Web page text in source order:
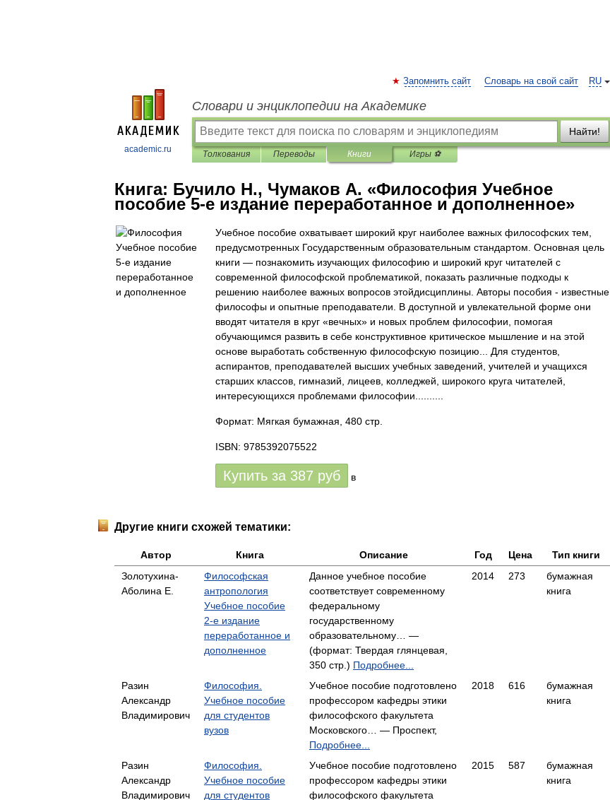
academic.ru
RU
Запомнить сайт Словарь на свой сайт
Словари и энциклопедии на Академике
Найти!
Толкования Переводы Книги Игры ⚽
Книга: Бучило Н., Чумаков А. «Философия Учебное
пособие 5-е издание переработанное и дополненное»
Учебное пособие охватывает широкий круг наиболее важных философских тем,
предусмотренных Государственным образовательным стандартом. Основная цель
книги — познакомить изучающих философию и широкий круг читателей с
современной философской проблематикой, показать различные подходы к
решению наиболее важных вопросов этойдисциплины. Авторы пособия - известные
философы и опытные преподаватели. В доступной и увлекательной форме они
вводят читателя в круг «вечных» и новых проблем философии, помогая
обучающимся развить в себе конструктивное критическое мышление и на этой
основе выработать собственную философскую позицию... Для студентов,
аспирантов, преподавателей высших учебных заведений, учителей и учащихся
старших классов, гимназий, лицеев, колледжей, широкого круга читателей,
интересующихся проблемами философии..........
Формат: Мягкая бумажная, 480 стр.
ISBN: 9785392075522
Купить за 387 руб в
Другие книги схожей тематики:
Автор Книга Описание Год Цена
Тип книги
Золотухина-
Аболина Е.
Философская
антропология
Учебное пособие
2-е издание
переработанное и
дополненное
Данное учебное пособие
соответствует современному
федеральному
государственному
образовательному… —
(формат: Твердая глянцевая,
350 стр.) Подробнее...
2014 273
бумажная
книга
Разин
Александр
Владимирович
Философия.
Учебное пособие
для студентов
вузов
Учебное пособие подготовлено
профессором кафедры этики
философского факультета
Московского… — Проспект,
Подробнее...
2018 616
бумажная
книга
Разин
Александр
Владимирович
Философия.
Учебное пособие
для студентов
Учебное пособие подготовлено
профессором кафедры этики
философского факультета
2015 587
бумажная
книга